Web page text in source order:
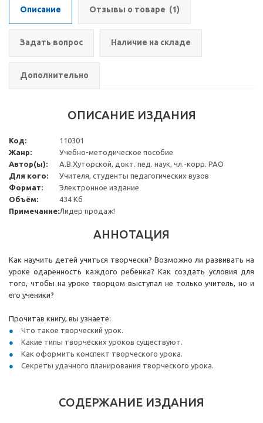
Описание Отзывы о товаре (1)
Задать вопрос Наличие на складе
Дополнительно
ОПИСАНИЕ ИЗДАНИЯ
Код:
110301
Жанр:
Учебно-методическое пособие
Автор(ы):
А.В.Хуторской, докт. пед. наук, чл.-корр. РАО
Для кого:
Учителя, студенты педагогических вузов
Формат:
Электронное издание
Объём:
434 Кб
Примечание:Лидер продаж!
АННОТАЦИЯ
Как научить детей учиться творчески? Возможно ли развивать на
уроке одаренность каждого ребенка? Как создать условия для
того, чтобы на уроке творцом выступал не только учитель, но и
его ученики?
Прочитав книгу, вы узнаете:
Что такое творческий урок.
Какие типы творческих уроков существуют.
Как оформить конспект творческого урока.
Секреты удачного планирования творческого урока.
СОДЕРЖАНИЕ ИЗДАНИЯ